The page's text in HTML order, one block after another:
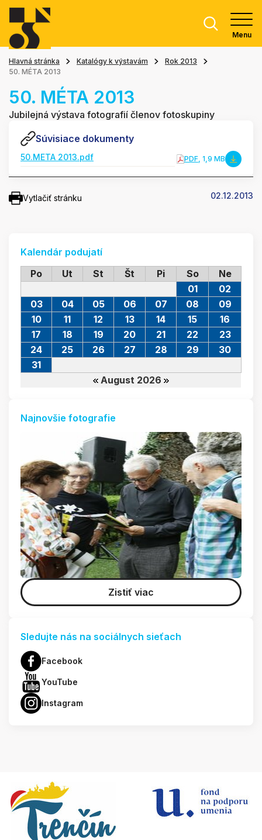
Menu
Hlavná stránka Katalógy k výstavám
Rok 2013
50. MÉTA 2013
50. MÉTA 2013
Jubilejná výstava fotografií členov fotoskupiny
Súvisiace dokumenty
50.META 2013.pdf PDF, 1,9 MB
Vytlačiť stránku 02.12.2013
Kalendár podujatí
Po
Ut St Št Pi So Ne
August 2026
01
02
03
04 05 06 07 08
09
10
11 12 13 14 15
16
17
18 19 20 21 22
23
24
25 26 27 28 29
30
31
Najnovšie fotografie
Zistiť viac
Sledujte nás na sociálnych sieťach
Facebook
YouTube
Instagram